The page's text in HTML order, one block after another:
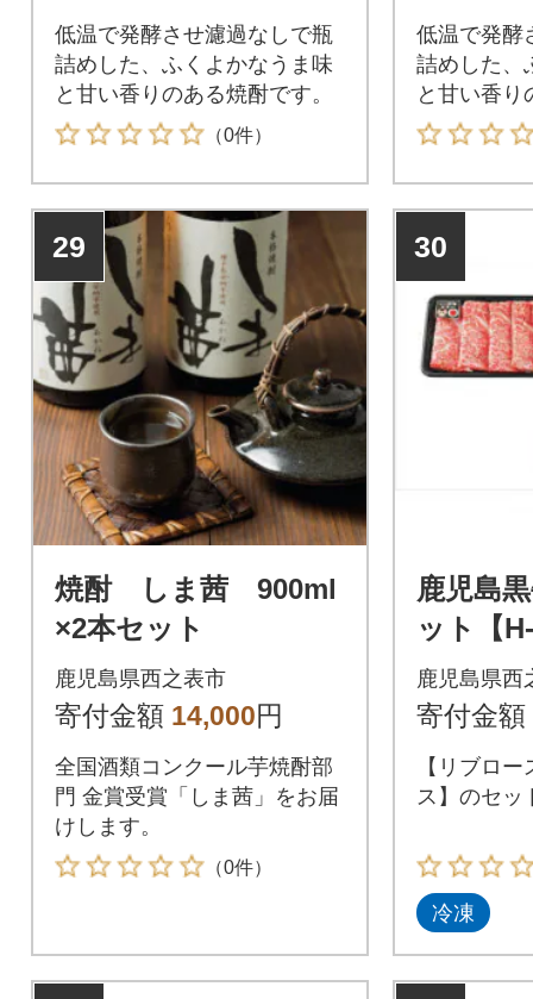
低温で発酵させ濾過なしで瓶
詰めした、ふくよかなうま味
と甘い香りのある焼酎です。
（0件）
低温で発酵
詰めした、
と甘い香り
29
焼酎 しま茜 900ml
×2本セット
鹿児島県西之表市
寄付金額 14,000円
全国酒類コンクール芋焼酎部
門 金賞受賞「しま茜」をお届
けします。
（0件）
30
鹿児島
ット【
市)
鹿児島県西
寄付金額
【リブロ
ス】のセッ
冷凍